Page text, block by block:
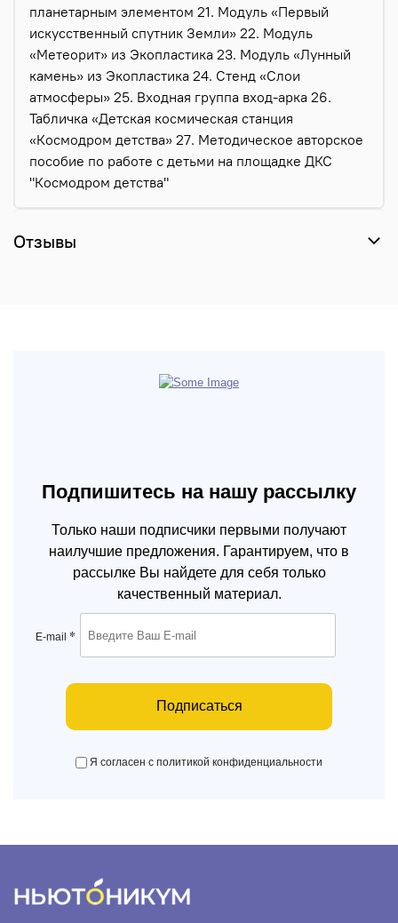
планетарным элементом 21. Модуль «Первый
искусственный спутник Земли» 22. Модуль
«Метеорит» из Экопластика 23. Модуль «Лунный
камень» из Экопластика 24. Стенд «Слои
атмосферы» 25. Входная группа вход-арка 26.
Табличка «Детская космическая станция
«Космодром детства» 27. Методическое авторское
пособие по работе с детьми на площадке ДКС
"Космодром детства"
Отзывы
Подпишитесь на нашу рассылку
Только наши подписчики первыми получают
наилучшие предложения. Гарантируем, что в
рассылке Вы найдете для себя только
качественный материал.
E-mail *
Подписаться
Я согласен с политикой конфиденциальности